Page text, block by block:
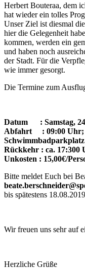
Herbert Bouteraa, dem
hat wieder ein tolles
Unser Ziel ist diesmal
hier die Gelegenheit
kommen, werden ein
und haben noch
der Stadt. Für die
wie immer gesorgt.
Die Termine zum
Datum : Samstag,
Abfahrt : 09:00 Uhr;
Schwimmbadparkplatz
Rückkehr : ca. 17:300
Unkosten : 15,00€/
Bitte meldet Euch bei
bis spätestens
Wir freuen uns sehr auf
Herzliche Grüße